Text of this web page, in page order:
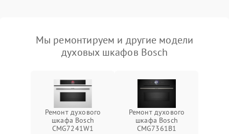
Мы ремонтируем и другие модели
духовых шкафов Bosch
Ремонт духового
шкафа Bosch
CMG7241W1
Ремонт духового
шкафа Bosch
CMG7361B1